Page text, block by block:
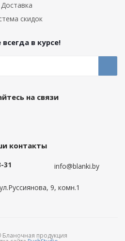
Доставка
скидок
в курсе!
на связи
контакты
31 info@blanki.by
9, комн.1
Бланочная продукция